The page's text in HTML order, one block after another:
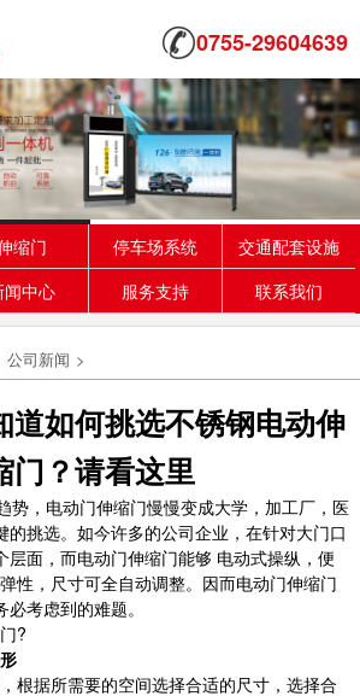
0755-29604639
缩门 停车场系统
交通配套设施
闻中心 服务支持 联系我们
公司新闻 >
道如何挑选不锈钢电动伸
门？请看这里
，电动门伸缩门慢慢变成大学，加工厂，医
的挑选。如今许多的公司企业，在针对大门口
层面，而电动门伸缩门能够 电动式操纵，便
性，尺寸可全自动调整。因而电动门伸缩门
考虑到的难题。
?
据所需要的空间选择合适的尺寸，选择合